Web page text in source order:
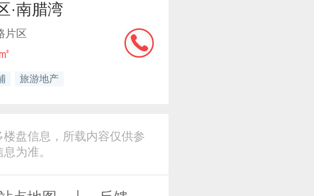
·南腊湾
片区
旅游地产
盘信息，所载内容仅供参
为准。